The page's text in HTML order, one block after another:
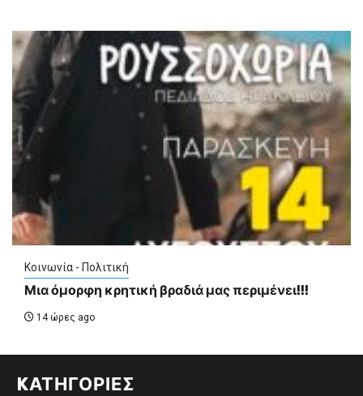
Κοινωνία - Πολιτική
Μια όμορφη κρητική βραδιά μας περιμένει!!!
14 ώρες ago
KΑΤΗΓΟΡΊΕΣ